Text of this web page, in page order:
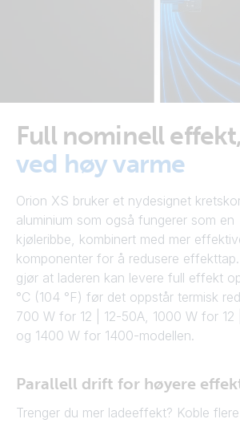
Full nominell
ved høy varme
Orion XS bruker et nydesignet
aluminium som også fungerer som en
kjøleribbe, kombinert med mer
komponenter for å redusere
gjør at laderen kan levere full effekt
°C (104 °F) før det oppstår termisk
700 W for 12 | 12-50A, 1000 W for 12
og 1400 W for 1400-modellen.
Parallell drift for høyere
Trenger du mer ladeeffekt? Koble